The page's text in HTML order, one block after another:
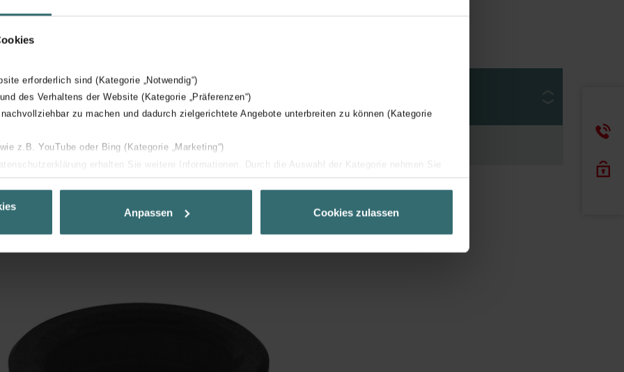
erforderlich sind (Kategorie „Notwendig“)
des Verhaltens der Website (Kategorie „Präferenzen“)
zu machen und dadurch zielgerichtete Angebote unterbreiten zu können (Kategorie
z.B. YouTube oder Bing (Kategorie „Marketing“)
erhalten Sie weitere Informationen. Durch die Auswahl der Kategorie nehmen Sie
die bestmögliche Nutzererfahrung zu ermöglichen und Ihnen maßgeschneiderte Informationen
Verfügung zu stellen. Alle Einwilligungen können Sie selbstverständlich über einen Link in der
de confidentialité
s.r.o.: Zásady ochrany osobních údajů
des données
Anpassen Cookies zulassen
Loading...